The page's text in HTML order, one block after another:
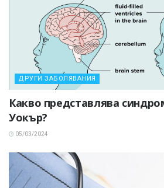
ДРУГИ ЗАБОЛЯВАНИЯ
Какво представлява
Уокър?
05/03/2024